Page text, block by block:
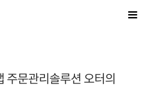
주문관리솔루션 오터의